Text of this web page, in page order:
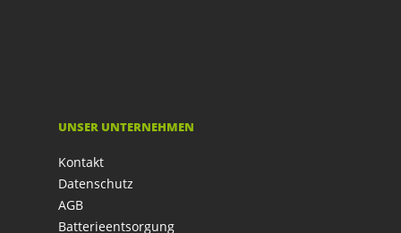
UNSER UNTERNEHMEN
Kontakt
Datenschutz
AGB
Batterieentsorgung